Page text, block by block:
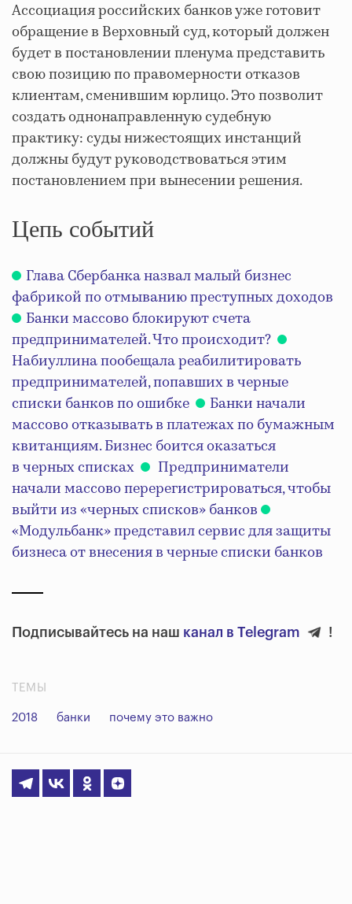
Ассоциация российских банков уже готовит
обращение в Верховный суд, который должен
будет в постановлении пленума представить
свою позицию по правомерности отказов
клиентам, сменившим юрлицо. Это позволит
создать однонаправленную судебную
практику: суды нижестоящих инстанций
должны будут руководствоваться этим
постановлением при вынесении решения.
Цепь событий
Глава Сбербанка назвал малый бизнес
фабрикой по отмыванию преступных доходов
Банки массово блокируют счета
предпринимателей. Что происходит?
Набиуллина пообещала реабилитировать
предпринимателей, попавших в черные
списки банков по ошибке
Банки начали
массово отказывать в платежах по бумажным
квитанциям. Бизнес боится оказаться
в черных списках
Предприниматели
начали массово перерегистрироваться, чтобы
выйти из «черных списков» банков
«Модульбанк» представил сервис для защиты
бизнеса от внесения в черные списки банков
Подписывайтесь на наш канал в Telegram !
ТЕМЫ
2018 банки почему это важно